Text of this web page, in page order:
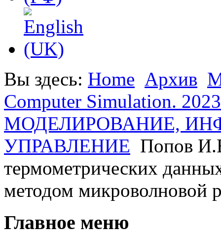
Вы здесь: Home Архив
Computer Simulation.
МОДЕЛИРОВАНИЕ,
УПРАВЛЕНИЕ Попов
термометрических
методом микроволновой
Главное меню